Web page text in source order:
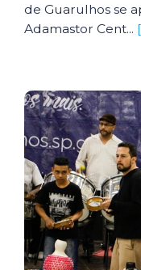
de Guarulhos se
Adamastor Cent...